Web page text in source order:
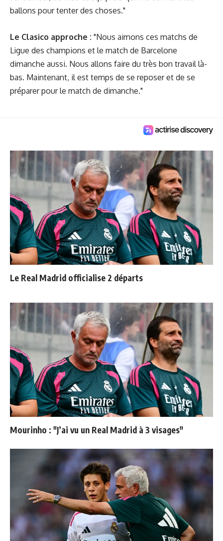
ballons pour tenter des choses."
Le Clasico approche : "Nous aimons ces matchs de
Ligue des champions et le match de Barcelone
dimanche aussi. Nous allons faire du très bon travail là-
bas. Maintenant, il est temps de se reposer et de se
préparer pour le match de dimanche."
Le Real Madrid officialise 2 départs
Mourinho : "J’ai vu un Real Madrid à 3 visages"